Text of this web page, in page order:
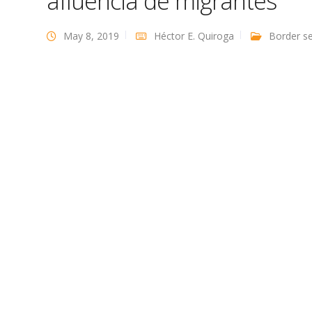
May 8, 2019 Héctor E. Quiroga Border